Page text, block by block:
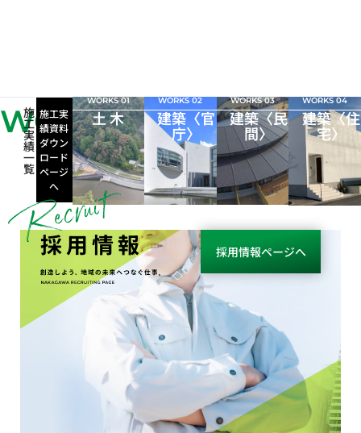
WORKS
施
工
実
績
一
覧
施工実
績資料
ダウン
ロード
ページ
へ
WORKS 01
土 木
WORKS 02
建築〈官
庁〉
WORKS 03
建築〈民
間〉
WORKS 04
建築〈住
宅〉
採用情報 採用情報ページへ